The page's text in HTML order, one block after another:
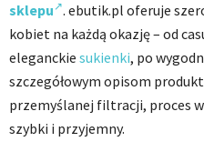
sklepu . ebutik.pl oferuje
kobiet na każdą okazję – od
eleganckie sukienki, po
szczegółowym opisom
przemyślanej filtracji, proces
szybki i przyjemny.